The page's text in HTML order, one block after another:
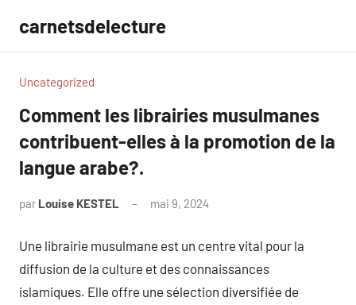
contenu
carnetsdelecture
Uncategorized
Comment les librairies musulmanes
contribuent-elles à la promotion de la
langue arabe?.
par Louise KESTEL mai 9, 2024
Une librairie musulmane est un centre vital pour la
diffusion de la culture et des connaissances
islamiques. Elle offre une sélection diversifiée de